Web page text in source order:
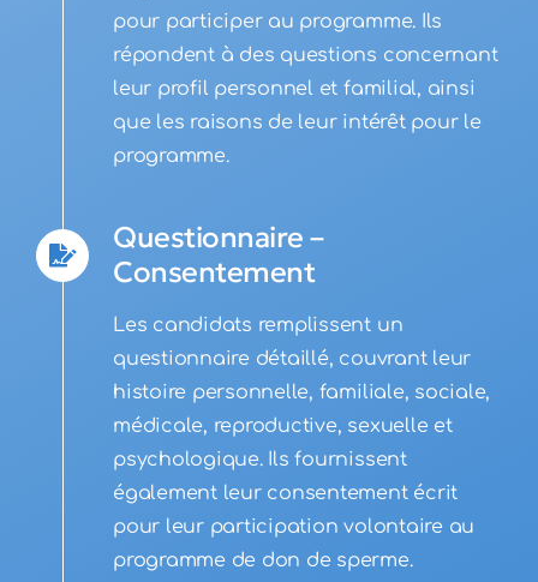
pour participer au programme. Ils
répondent à des questions concernant
leur profil personnel et familial, ainsi
que les raisons de leur intérêt pour le
programme.
Questionnaire –
Consentement
Les candidats remplissent un
questionnaire détaillé, couvrant leur
histoire personnelle, familiale, sociale,
médicale, reproductive, sexuelle et
psychologique. Ils fournissent
également leur consentement écrit
pour leur participation volontaire au
programme de don de sperme.